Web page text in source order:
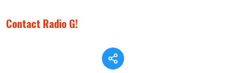
Contact Radio G!